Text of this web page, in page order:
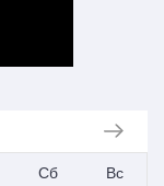
Сб
Вс